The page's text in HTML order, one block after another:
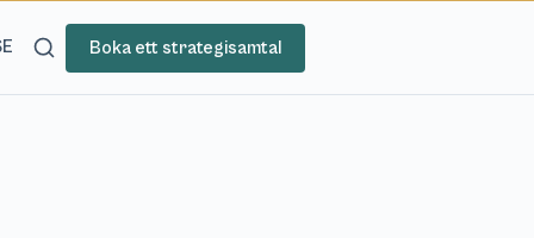
Boka ett strategisamtal